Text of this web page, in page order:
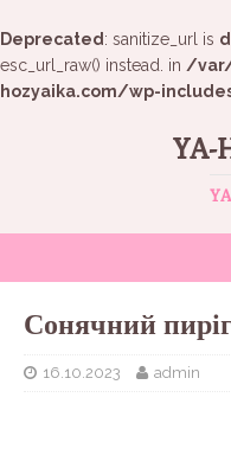
Deprecated : sanitize_url is
esc_url_raw() instead. in /
hozyaika.com/wp-
YA-
Сонячний
16.10.2023 admin